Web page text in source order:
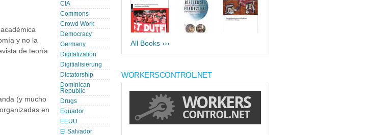
y no la
de teoría
(y mucho
en
CIA
Commons
Crowd Work
Democracy
Germany
Digitalization
Digitialisierung
Dictatorship
Dominican
Republic
Drugs
Equador
EEUU
El Salvador
All Books ›››
WORKERSCONTROL.NET